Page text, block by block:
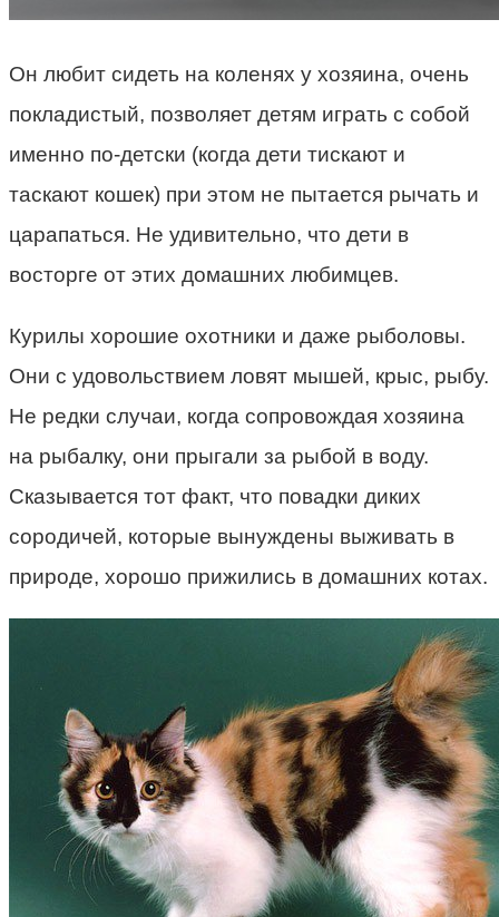
Он любит сидеть на коленях у хозяина, очень
покладистый, позволяет детям играть с собой
именно по-детски (когда дети тискают и
таскают кошек) при этом не пытается рычать и
царапаться. Не удивительно, что дети в
восторге от этих домашних любимцев.
Курилы хорошие охотники и даже рыболовы.
Они с удовольствием ловят мышей, крыс, рыбу.
Не редки случаи, когда сопровождая хозяина
на рыбалку, они прыгали за рыбой в воду.
Сказывается тот факт, что повадки диких
сородичей, которые вынуждены выживать в
природе, хорошо прижились в домашних котах.